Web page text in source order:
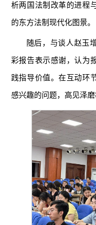
析两国法制改革的进程
的东方法制现代化图景。
随后，与谈人赵玉
彩报告表示感谢，认为
践指导价值。在互动环
感兴趣的问题，高见泽